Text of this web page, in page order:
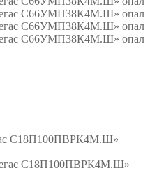
С18П100ПВРК4М.Ш»